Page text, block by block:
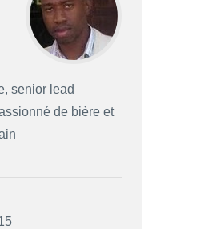
senior lead
de bière et